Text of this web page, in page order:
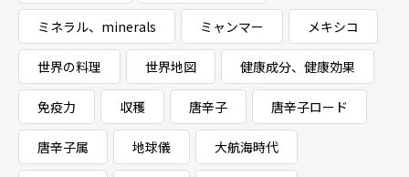
ミネラル、minerals ミャンマー メキシコ
世界の料理 世界地図 健康成分、健康効果
免疫力 収穫 唐辛子 唐辛子ロード
唐辛子属 地球儀 大航海時代